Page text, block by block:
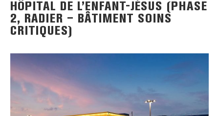
HÔPITAL DE L’ENFANT-JÉSUS (PHASE
2, RADIER – BÂTIMENT SOINS
CRITIQUES)